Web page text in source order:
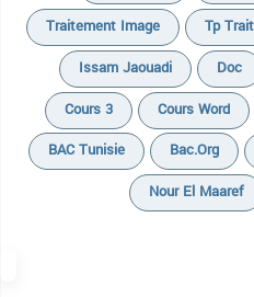
Traitement Image
Tp
Issam Jaouadi
Doc
Cours 3
Cours Word
BAC Tunisie
Bac.org
Nour El Maaref